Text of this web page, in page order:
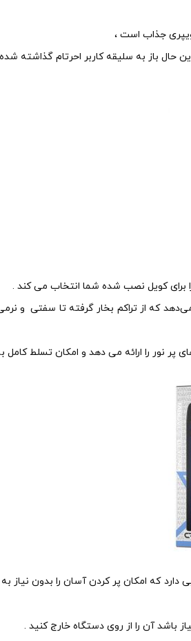
جذاب است ،
حال باز به سلیقه کاربر احرتام گذاشته
که از تراکم بخار گرفته تا سفتی و
دارد که امکان پر کردن آسان را بدون
آن را از روی دستگاه خارج کنید .